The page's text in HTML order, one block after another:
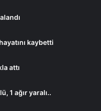
kaybetti
attı
1 ağır yaralı..